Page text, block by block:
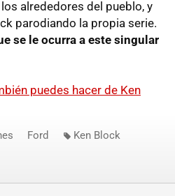
alrededores del pueblo, y
parodiando la propia serie.
se le ocurra a este singular
puedes hacer de Ken
Ford Ken Block